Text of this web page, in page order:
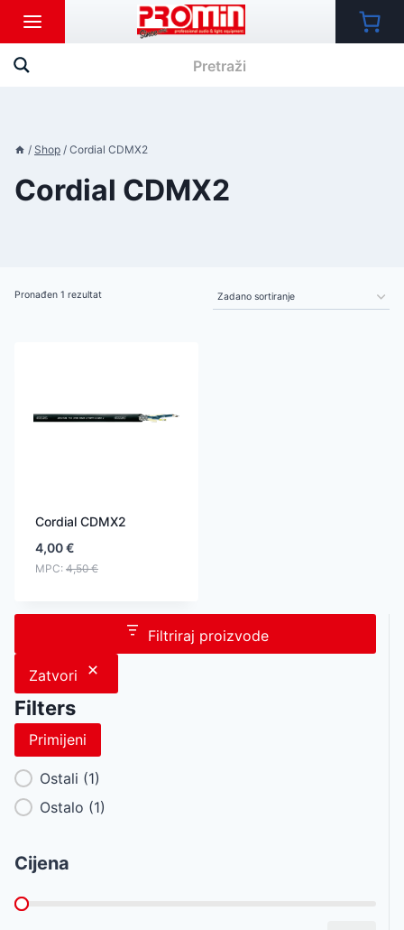
content
/ Shop / Cordial CDMX2
Cordial CDMX2
Pronađen 1 rezultat
Cordial CDMX2
4,00€
MPC: 4,50€
Filtriraj proizvode
Zatvori
Filters
Primijeni
Category Facet
Ostali (1)
Ostalo (1)
Cijena
Cijena